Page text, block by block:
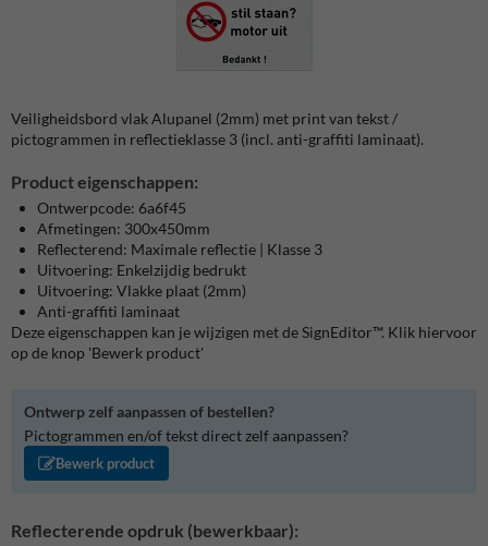
Veiligheidsbord vlak Alupanel (2mm) met print van tekst /
pictogrammen in reflectieklasse 3 (incl. anti-graffiti laminaat).
Product eigenschappen:
Ontwerpcode: 6a6f45
Afmetingen: 300x450mm
Reflecterend: Maximale reflectie | Klasse 3
Uitvoering: Enkelzijdig bedrukt
Uitvoering: Vlakke plaat (2mm)
Anti-graffiti laminaat
Deze eigenschappen kan je wijzigen met de SignEditor™. Klik hiervoor
op de knop 'Bewerk product'
Ontwerp zelf aanpassen of bestellen?
Pictogrammen en/of tekst direct zelf aanpassen?
Bewerk product
Reflecterende opdruk (bewerkbaar):